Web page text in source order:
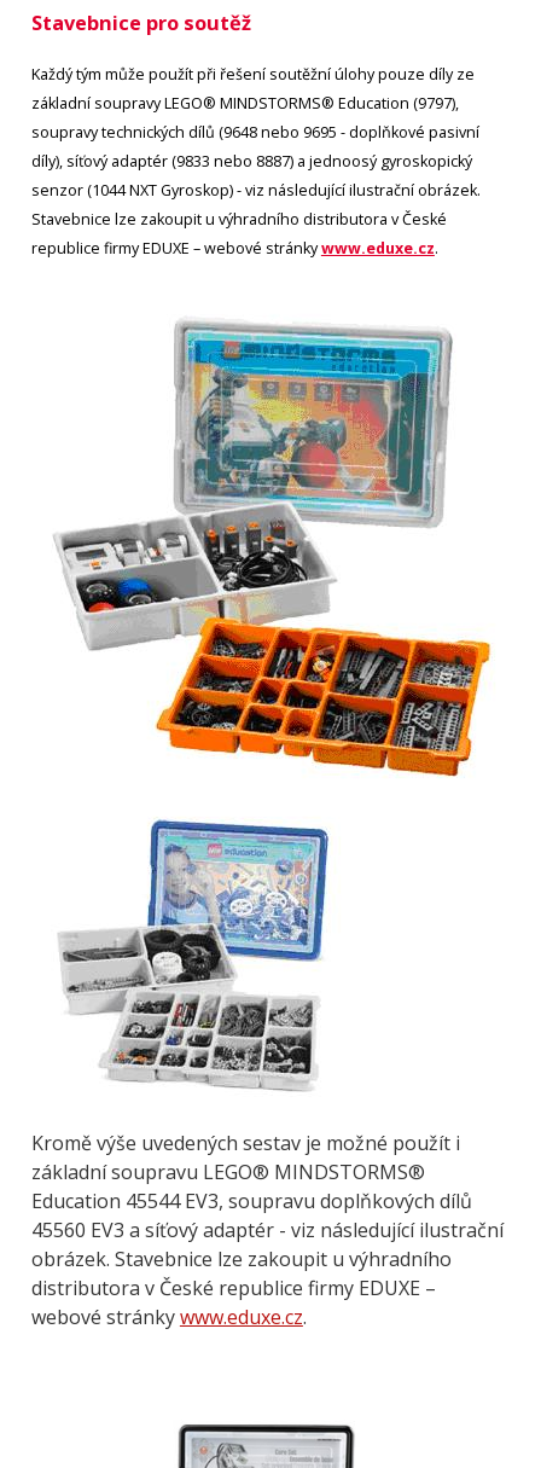
Stavebnice pro soutěž
Každý tým může použít při řešení soutěžní úlohy pouze díly ze
základní soupravy LEGO® MINDSTORMS® Education (9797),
soupravy technických dílů (9648 nebo 9695 - doplňkové pasivní
díly), síťový adaptér (9833 nebo 8887) a jednoosý gyroskopický
senzor (1044 NXT Gyroskop) - viz následující ilustrační obrázek.
Stavebnice lze zakoupit u výhradního distributora v České
republice firmy EDUXE – webové stránkywww.eduxe.cz.
Kromě výše uvedených sestav je možné použít i
základní soupravu LEGO® MINDSTORMS®
Education 45544 EV3, soupravu doplňkových dílů
45560 EV3 a síťový adaptér - viz následující ilustrační
obrázek. Stavebnice lze zakoupit u výhradního
distributora v České republice firmy EDUXE –
webové stránkywww.eduxe.cz.